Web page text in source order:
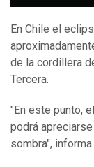
En Chile el
de la cordillera
Tercera.
"En este punto,
podrá
sombra",